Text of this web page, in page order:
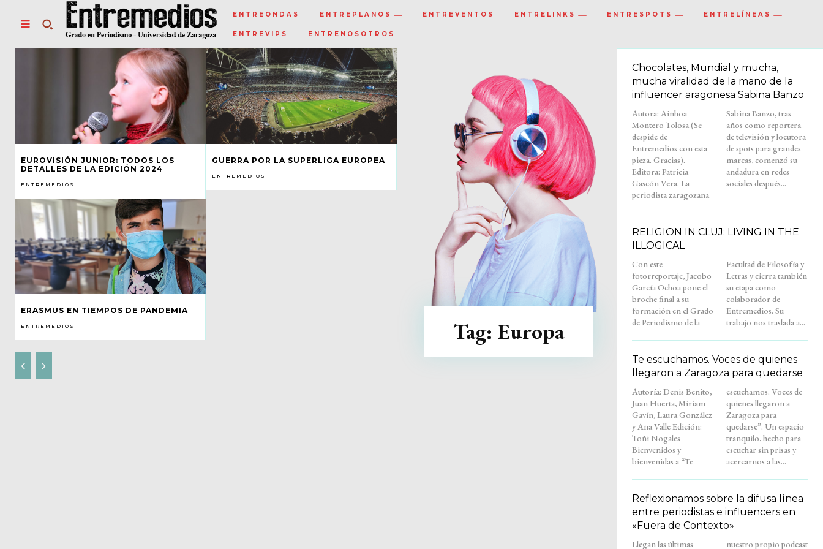
ENTREONDAS ENTREPLANOS ENTREVENTOS ENTRELINKS ENTRESPOTS ENTRELÍNEAS
ENTREVIPS ENTRENOSOTROS
EUROVISIÓN JUNIOR: TODOS LOS
DETALLES DE LA EDICIÓN 2024
ENTREMEDIOS
GUERRA POR LA SUPERLIGA EUROPEA
ENTREMEDIOS
ERASMUS EN TIEMPOS DE PANDEMIA
ENTREMEDIOS Tag: Europa
Chocolates, Mundial y mucha,
mucha viralidad de la mano de la
influencer aragonesa Sabina Banzo
Autora: Ainhoa
Montero Tolosa (Se
despide de
Entremedios con esta
pieza. Gracias).
Editora: Patricia
Gascón Vera. La
periodista zaragozana
Sabina Banzo, tras
años como reportera
de televisión y locutora
de spots para grandes
marcas, comenzó su
andadura en redes
sociales después...
RELIGION IN CLUJ: LIVING IN THE
ILLOGICAL
Con este
fotorreportaje, Jacobo
García Ochoa pone el
broche final a su
formación en el Grado
de Periodismo de la
Facultad de Filosofía y
Letras y cierra también
su etapa como
colaborador de
Entremedios. Su
trabajo nos traslada a...
Te escuchamos. Voces de quienes
llegaron a Zaragoza para quedarse
Autoría: Denis Benito,
Juan Huerta, Miriam
Gavín, Laura González
y Ana Valle Edición:
Toñi Nogales
Bienvenidos y
bienvenidas a “Te
escuchamos. Voces de
quienes llegaron a
Zaragoza para
quedarse”. Un espacio
tranquilo, hecho para
escuchar sin prisas y
acercarnos a las...
Reflexionamos sobre la difusa línea
entre periodistas e influencers en
«Fuera de Contexto»
Llegan las últimas
nuestro propio podcast